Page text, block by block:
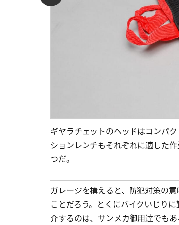
ギヤラチェットのヘッドはコンパ
ションレンチもそれぞれに適した
つだ。
ガレージを構えると、防犯対策の
ことだろう。とくにバイクいじり
介するのは、サンメカ御用達でも